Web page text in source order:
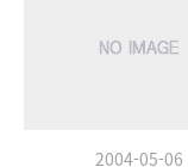
2004-05-06